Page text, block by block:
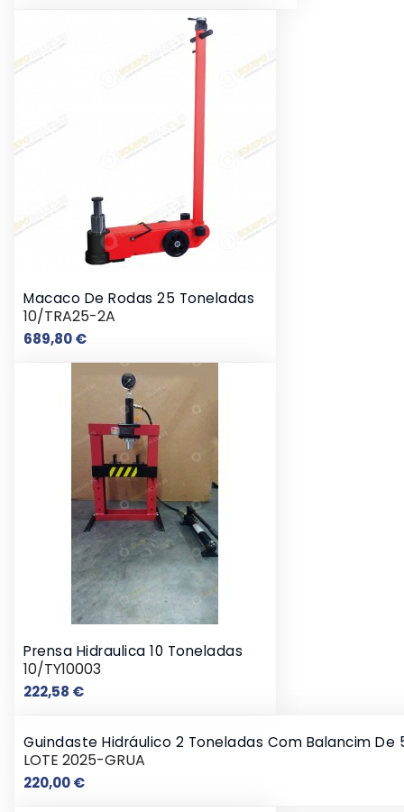
Macaco De Rodas 25 Toneladas
10/TRA25-2A
689,80 €Preço
Prensa Hidraulica 10 Toneladas
10/TY10003
222,58 €Preço
Guindaste Hidráulico 2 Toneladas Com Balancim De
LOTE 2025-GRUA
220,00 €Preço